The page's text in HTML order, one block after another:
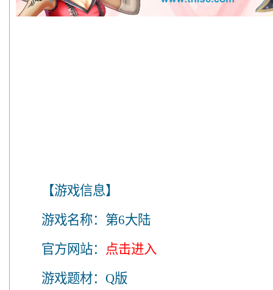
【游戏信息】
游戏名称：第6大陆
官方网站： 点击进入
游戏题材：Q版